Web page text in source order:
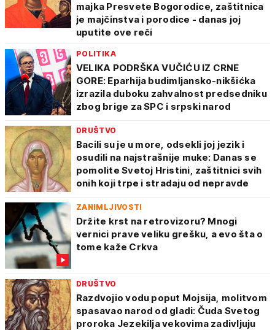
majka Presvete Bogorodice, zaštitnica
je majčinstva i porodice - danas joj
uputite ove reči
POLITIKA
VELIKA PODRŠKA VUČIĆU IZ CRNE
GORE: Eparhija budimljansko-nikšićka
izrazila duboku zahvalnost predsedniku
zbog brige za SPC i srpski narod
DRUŠTVO
Bacili su je u more, odsekli joj jezik i
osudili na najstrašnije muke: Danas se
pomolite Svetoj Hristini, zaštitnici svih
onih koji trpe i stradaju od nepravde
ZANIMLJIVOSTI
Držite krst na retrovizoru? Mnogi
vernici prave veliku grešku, a evo šta o
tome kaže Crkva
DRUŠTVO
Razdvojio vodu poput Mojsija, molitvom
spasavao narod od gladi: Čuda Svetog
proroka Jezekilja vekovima zadivljuju